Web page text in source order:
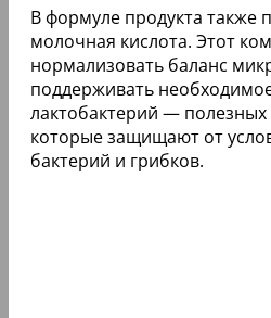
В формуле продукта также
молочная кислота. Этот
нормализовать баланс
поддерживать
лактобактерий —
которые защищают от
бактерий и грибков.